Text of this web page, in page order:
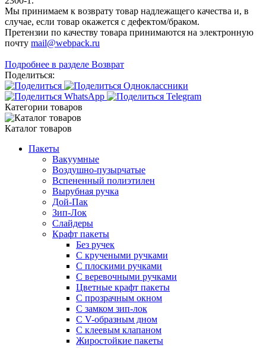
Мы принимаем к возврату товар надлежащего качества и, в
случае, если товар окажется с дефектом/браком.
Претензии по качеству товара принимаются на электронную
почту mail@webpack.ru
Подробнее в разделе Возврат
Поделиться:
Категории товаров
Каталог товаров
Пакеты
Вакуумные
Воздушно-пузырчатые
Вспененный полиэтилен
Вырубная ручка
Дой-Пак
Зип-Лок
Слайдеры
Крафт пакеты
Без ручек
С кручеными ручками
С плоскими ручками
С веревочными ручками
Цветные крафт пакеты
С прозрачным окном
С замком зип-лок
С V-образным дном
С клеевым клапаном
Жиростойкие пакеты